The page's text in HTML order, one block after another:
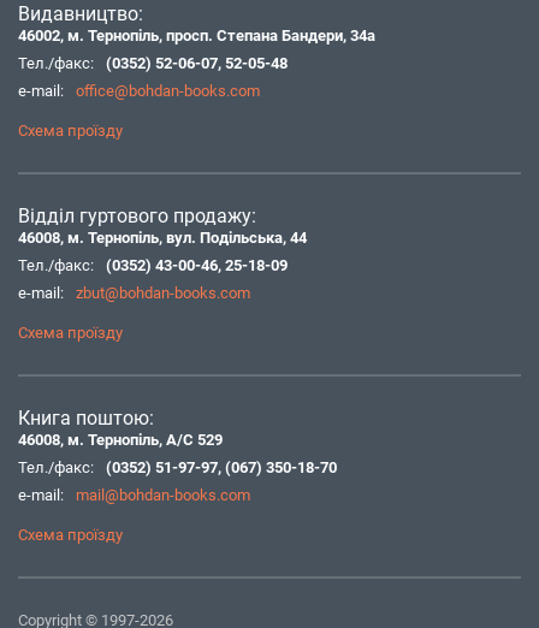
Видавництво:
46002, м. Тернопіль, просп. Степана Бандери, 34а
Тел./факс:
(0352) 52-06-07, 52-05-48
e-mail:
office@bohdan-books.com
Схема проїзду
Відділ гуртового продажу:
46008, м. Тернопіль, вул. Подільська, 44
Тел./факс:
(0352) 43-00-46, 25-18-09
e-mail:
zbut@bohdan-books.com
Схема проїзду
Книга поштою:
46008, м. Тернопіль, А/С 529
Тел./факс:
(0352) 51-97-97, (067) 350-18-70
e-mail:
mail@bohdan-books.com
Схема проїзду
Copyright © 1997-2026